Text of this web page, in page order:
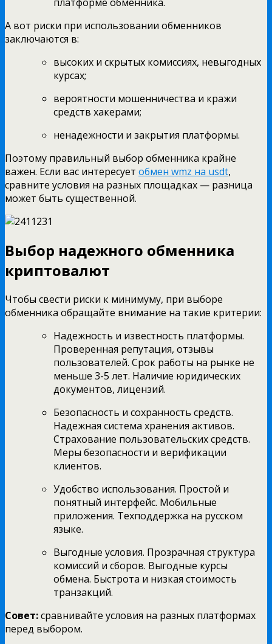
А вот риски при использовании обменников
заключаются в:
высоких и скрытых комиссиях, невыгодных
курсах;
вероятности мошенничества и кражи
средств хакерами;
ненадежности и закрытия платформы.
Поэтому правильный выбор обменника крайне
важен. Если вас интересует обмен wmz на usdt,
сравните условия на разных площадках — разница
может быть существенной.
Выбор надежного обменника
криптовалют
Чтобы свести риски к минимуму, при выборе
обменника обращайте внимание на такие критерии:
Надежность и известность платформы.
Проверенная репутация, отзывы
пользователей. Срок работы на рынке не
меньше 3-5 лет. Наличие юридических
документов, лицензий.
Безопасность и сохранность средств.
Надежная система хранения активов.
Страхование пользовательских средств.
Меры безопасности и верификации
клиентов.
Удобство использования. Простой и
понятный интерфейс. Мобильные
приложения. Техподдержка на русском
языке.
Выгодные условия. Прозрачная структура
комиссий и сборов. Выгодные курсы
обмена. Быстрота и низкая стоимость
транзакций.
Совет:сравнивайте условия на разных платформах
перед выбором.